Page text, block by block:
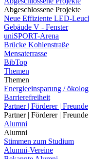
Abgeschlossene Projekte
Neue Effiziente LED-
Gebäude V - Fenster
uniSPORT-Arena
Brücke Kohlenstraße
Mensaterrasse
BibTop
Themen
Themen
Energieeinsparung /
Barrierefreiheit
Partner | Förderer | Freunde
Partner | Förderer | Freunde
Alumni
Alumni
Stimmen zum Studium
Alumni-Vereine